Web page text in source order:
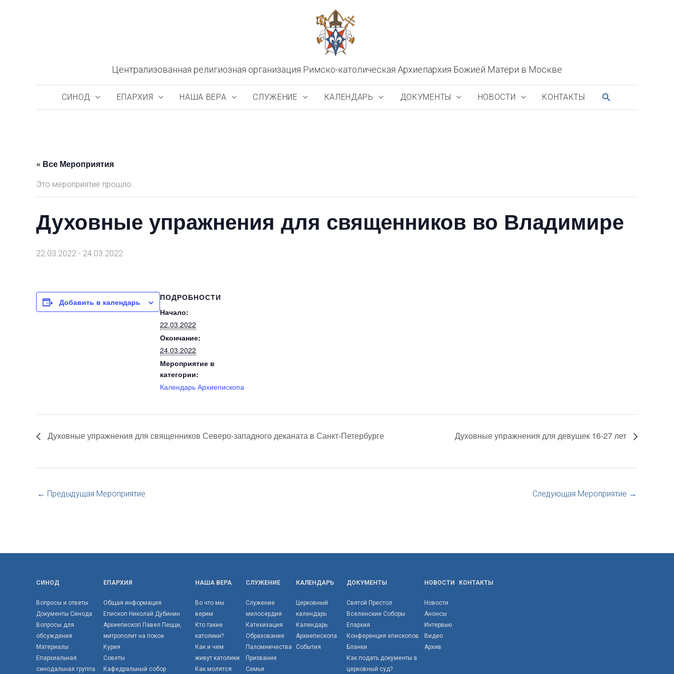
Централизованная религиозная организация Римско-католическая Архиепархия Божией Матери в Москве
СИНОД ЕПАРХИЯ НАША ВЕРА СЛУЖЕНИЕ КАЛЕНДАРЬ ДОКУМЕНТЫ НОВОСТИ КОНТАКТЫ ПОИСК
« Все Мероприятия
Это мероприятие прошло.
Духовные упражнения для священников во Владимире
22.03.2022 - 24.03.2022
Добавить в календарь
ПОДРОБНОСТИ
Начало:
22.03.2022
Окончание:
24.03.2022
Мероприятие в
категории:
Календарь Архиепископа
Духовные упражнения для священников Северо-западного деканата в Санкт-Петербурге Духовные упражнения для девушек 16-27 лет
← Предыдущая Мероприятие Следующая Мероприятие →
СИНОД
Вопросы и ответы
Документы Синода
Вопросы для
обсуждения
Материалы
Епархиальная
синодальная группа
ЕПАРХИЯ
Общая информация
Епископ Николай Дубинин
Архиепископ Павел Пецци,
митрополит на покое
Курия
Советы
Кафедральный собор
НАША ВЕРА
Во что мы
верим
Кто такие
католики?
Как и чем
живут католики
Как молятся
СЛУЖЕНИЕ
Служение
милосердия
Катехизация
Образование
Паломничества
Призвание
Семья
КАЛЕНДАРЬ
Церковный
календарь
Календарь
Архиепископа
События
ДОКУМЕНТЫ
Святой Престол
Вселенские Соборы
Епархия
Конференция епископов
Бланки
Как подать документы в
церковный суд?
НОВОСТИ
Новости
Анонсы
Интервью
Видео
Архив
КОНТАКТЫ